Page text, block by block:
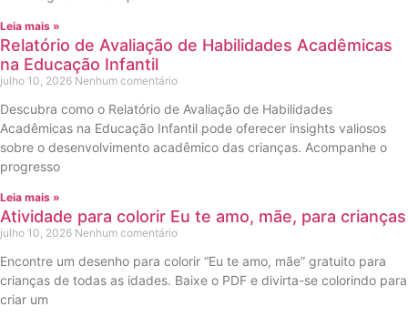
Leia mais »
Relatório de Avaliação de Habilidades Acadêmicas
na Educação Infantil
julho 10, 2026 Nenhum comentário
Descubra como o Relatório de Avaliação de Habilidades
Acadêmicas na Educação Infantil pode oferecer insights valiosos
sobre o desenvolvimento acadêmico das crianças. Acompanhe o
progresso
Leia mais »
Atividade para colorir Eu te amo, mãe, para crianças
julho 10, 2026 Nenhum comentário
Encontre um desenho para colorir “Eu te amo, mãe” gratuito para
crianças de todas as idades. Baixe o PDF e divirta-se colorindo para
criar um